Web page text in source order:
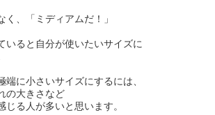
く、「ミディアムだ！」
いると自分が使いたいサイズに
端に小さいサイズにするには、
の大きさなど
る人が多いと思います。